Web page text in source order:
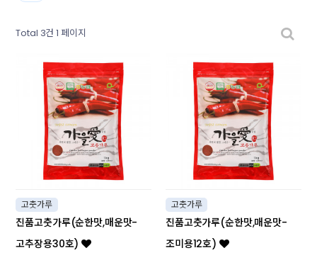
Total 3건 1 페이지
고춧가루
진품고춧가루(순한맛,매운맛-
고추장용30호)
고춧가루
진품고춧가루(순한맛,매운맛-
조미용12호)